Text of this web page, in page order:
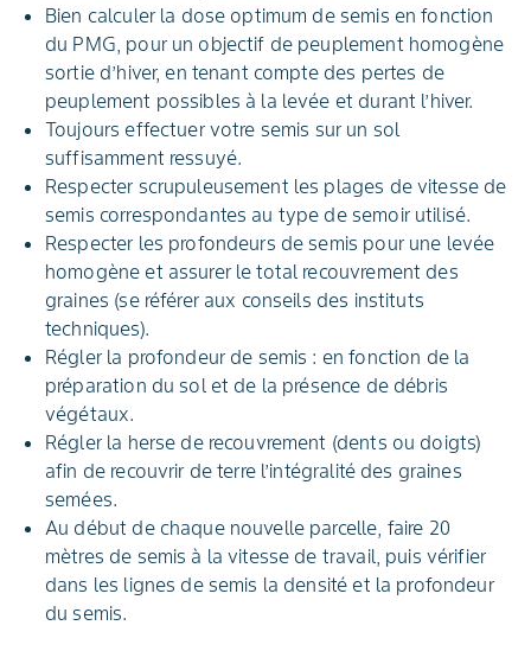
Bien calculer la dose optimum de semis en fonction
du PMG, pour un objectif de peuplement homogène
sortie d’hiver, en tenant compte des pertes de
peuplement possibles à la levée et durant l’hiver.
Toujours effectuer votre semis sur un sol
suffisamment ressuyé.
Respecter scrupuleusement les plages de vitesse de
semis correspondantes au type de semoir utilisé.
Respecter les profondeurs de semis pour une levée
homogène et assurer le total recouvrement des
graines (se référer aux conseils des instituts
techniques).
Régler la profondeur de semis : en fonction de la
préparation du sol et de la présence de débris
végétaux.
Régler la herse de recouvrement (dents ou doigts)
afin de recouvrir de terre l’intégralité des graines
semées.
Au début de chaque nouvelle parcelle, faire 20
mètres de semis à la vitesse de travail, puis vérifier
dans les lignes de semis la densité et la profondeur
du semis.